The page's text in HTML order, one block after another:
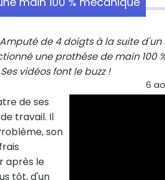
de 4 doigts à la suite
une prothèse de main 100
vidéos font le buzz !
6
de ses
travail. Il
son
après le
tôt, d'un